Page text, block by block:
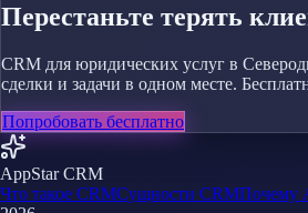
Перестаньте терять
CRM для юридических услуг в
сделки и задачи в одном месте.
Попробовать бесплатно
AppStar CRM
Что такое CRMСущности CRMПочему